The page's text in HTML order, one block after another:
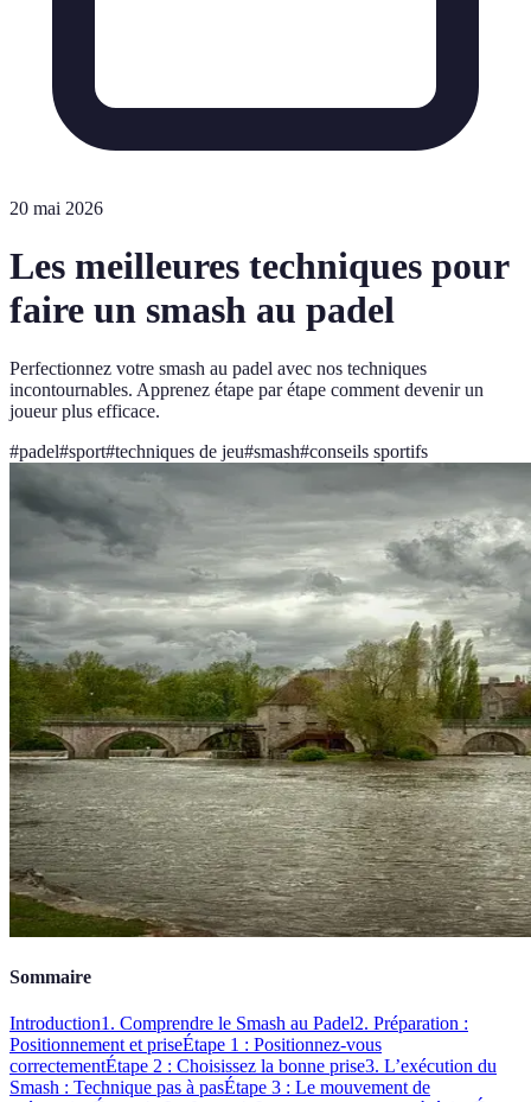
20 mai 2026
Les meilleures techniques pour
faire un smash au padel
Perfectionnez votre smash au padel avec nos techniques
incontournables. Apprenez étape par étape comment devenir un
joueur plus efficace.
#padel#sport#techniques de jeu#smash#conseils sportifs
Sommaire
Introduction1. Comprendre le Smash au Padel2. Préparation :
Positionnement et priseÉtape 1 : Positionnez-vous
correctementÉtape 2 : Choisissez la bonne prise3. L’exécution du
Smash : Technique pas à pasÉtape 3 : Le mouvement de